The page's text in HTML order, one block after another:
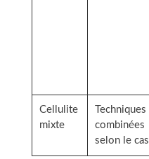
Cellulite
mixte
Techniques
combinées
selon le cas